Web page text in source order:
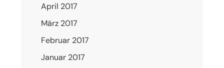
April 2017
März 2017
Februar 2017
Januar 2017